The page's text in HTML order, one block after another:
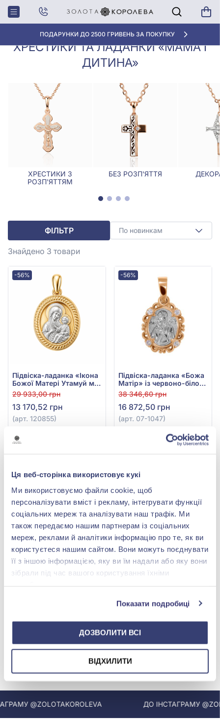
Ця веб-сторінка використовує кукі
Ми використовуємо файли cookie, щоб
персоналізувати вміст і рекламу, інтегрувати функції
соціальних мереж та аналізувати наш трафік. Ми
також передаємо нашим партнерам із соціальних
мереж, реклами й аналітики інформацію про те, як ви
користуєтеся нашим сайтом. Вони можуть поєднувати
її з іншою інформацією, яку ви їм надали або яку вони
зібрали під час вашого користування їхніми
Показати подробиці
ДОЗВОЛИТИ ВСІ
ВІДХИЛИТИ
АКЦІЯ ДЛЯ КЛІЄНТІВ "НОВА ПОШТА"
Головна
Хрестики,
Ладанки
Хрестики та ладанки «Мама і
дитина»
ХРЕСТИКИ ТА ЛАДАНКИ «МАМА І
ДИТИНА»
ХРЕСТИКИ З
РОЗП'ЯТТЯМ
БЕЗ РОЗП'ЯТТЯ
ФІЛЬТР По новинкам
Знайдено 3 товари
-56%
Підвіска-ладанка «Ікона
Божої Матері Утамуй мої
печалі» з червоно-білого
золота 585°, арт. 120855
29 933,00 грн
13 170,52 грн
(арт. 120855)
-56%
Підвіска-ладанка «Божа
Матір» із червоно-білого
золота 585° з фіанітом/
куб.цирконієм, арт. 07-
1047
38 346,60 грн
16 872,50 грн
(арт. 07-1047)
Підвіска-ладанка «Божа
Матір» із червоно-білого
золота 585° з куб. окс.
Купити
МИ У INSTAGRAM
@ZOLOTAKOROLEVA ДО ІНСТАГРАМУ